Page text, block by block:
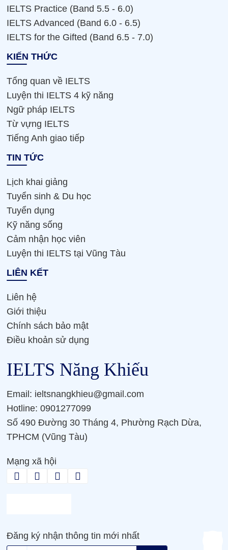
IELTS Practice (Band 5.5 - 6.0)
IELTS Advanced (Band 6.0 - 6.5)
IELTS for the Gifted (Band 6.5 - 7.0)
KIẾN THỨC
Tổng quan về IELTS
Luyện thi IELTS 4 kỹ năng
Ngữ pháp IELTS
Từ vựng IELTS
Tiếng Anh giao tiếp
TIN TỨC
Lịch khai giảng
Tuyển sinh & Du học
Tuyển dụng
Kỹ năng sống
Cảm nhận học viên
Luyện thi IELTS tại Vũng Tàu
LIÊN KẾT
Liên hệ
Giới thiệu
Chính sách bảo mật
Điều khoản sử dụng
IELTS Năng Khiếu
Email: ieltsnangkhieu@gmail.com
Hotline: 0901277099
Số 490 Đường 30 Tháng 4, Phường Rạch Dừa,
TPHCM (Vũng Tàu)
Mạng xã hội
Đăng ký nhận thông tin mới nhất